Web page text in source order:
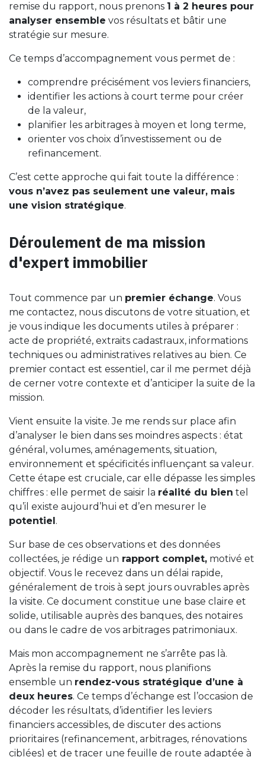
remise du rapport, nous prenons 1 à 2 heures pour
analyser ensemble vos résultats et bâtir une
stratégie sur mesure.
Ce temps d’accompagnement vous permet de :
comprendre précisément vos leviers financiers,
identifier les actions à court terme pour créer
de la valeur,
planifier les arbitrages à moyen et long terme,
orienter vos choix d’investissement ou de
refinancement.
C’est cette approche qui fait toute la différence :
vous n’avez pas seulement une valeur, mais
une vision stratégique.
Déroulement de ma mission
d'expert immobilier
Tout commence par un premier échange. Vous
me contactez, nous discutons de votre situation, et
je vous indique les documents utiles à préparer :
acte de propriété, extraits cadastraux, informations
techniques ou administratives relatives au bien. Ce
premier contact est essentiel, car il me permet déjà
de cerner votre contexte et d’anticiper la suite de la
mission.
Vient ensuite la visite. Je me rends sur place afin
d’analyser le bien dans ses moindres aspects : état
général, volumes, aménagements, situation,
environnement et spécificités influençant sa valeur.
Cette étape est cruciale, car elle dépasse les simples
chiffres : elle permet de saisir la réalité du bien tel
qu’il existe aujourd’hui et d’en mesurer le
potentiel.
Sur base de ces observations et des données
collectées, je rédige un rapport complet, motivé et
objectif. Vous le recevez dans un délai rapide,
généralement de trois à sept jours ouvrables après
la visite. Ce document constitue une base claire et
solide, utilisable auprès des banques, des notaires
ou dans le cadre de vos arbitrages patrimoniaux.
Mais mon accompagnement ne s’arrête pas là.
Après la remise du rapport, nous planifions
ensemble un rendez-vous stratégique d’une à
deux heures. Ce temps d’échange est l’occasion de
décoder les résultats, d’identifier les leviers
financiers accessibles, de discuter des actions
prioritaires (refinancement, arbitrages, rénovations
ciblées) et de tracer une feuille de route adaptée à